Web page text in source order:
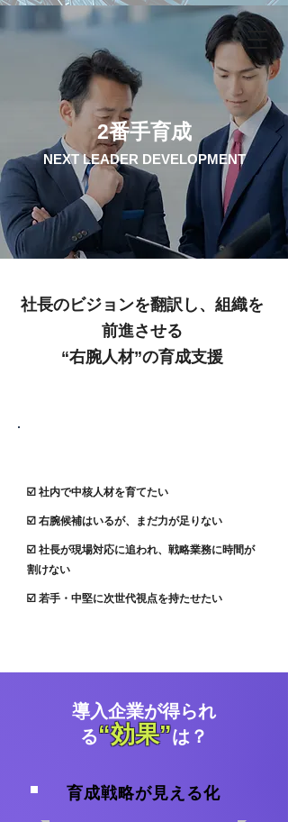
2番手育成
NEXT LEADER DEVELOPMENT
社長のビジョンを翻訳し、組織を
前進させる
“右腕人材”の育成支援
☑️ 社内で中核人材を育てたい
☑️ 右腕候補はいるが、まだ力が足りない
☑️ 社長が現場対応に追われ、戦略業務に時間が
割けない
☑️ 若手・中堅に次世代視点を持たせたい
導入企業が得られ
る“効果”は？
育成戦略が見える化